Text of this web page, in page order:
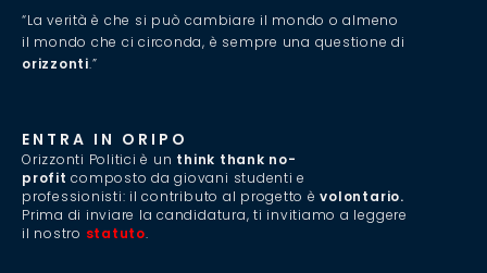
“La verità è che si può cambiare il mondo o almeno
il mondo che ci circonda, è sempre una questione di
orizzonti.”
ENTRA IN ORIPO
Orizzonti Politici è un think thank no-
profit composto da giovani studenti e
professionisti: il contributo al progetto èvolontario.
Prima di inviare la candidatura, ti invitiamo a leggere
il nostro statuto.